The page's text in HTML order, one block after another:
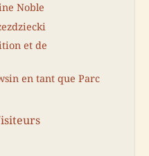
Noble
et de
en tant que Parc